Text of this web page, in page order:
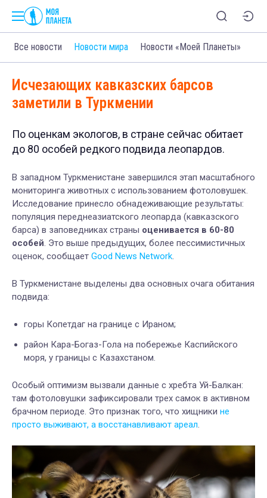
Все новости Новости мира Новости «Моей Планеты»
Исчезающих кавказских барсов
заметили в Туркмении
По оценкам экологов, в стране сейчас обитает
до 80 особей редкого подвида леопардов.
В западном Туркменистане завершился этап масштабного
мониторинга животных с использованием фотоловушек.
Исследование принесло обнадеживающие результаты:
популяция переднеазиатского леопарда (кавказского
барса) в заповедниках страны оценивается в 60-80
особей. Это выше предыдущих, более пессимистичных
оценок, сообщает Good News Network.
В Туркменистане выделены два основных очага обитания
подвида:
горы Копетдаг на границе с Ираном;
район Кара-Богаз-Гола на побережье Каспийского
моря, у границы с Казахстаном.
Особый оптимизм вызвали данные с хребта Уй-Балкан:
там фотоловушки зафиксировали трех самок в активном
брачном периоде. Это признак того, что хищники не
просто выживают, а восстанавливают ареал.